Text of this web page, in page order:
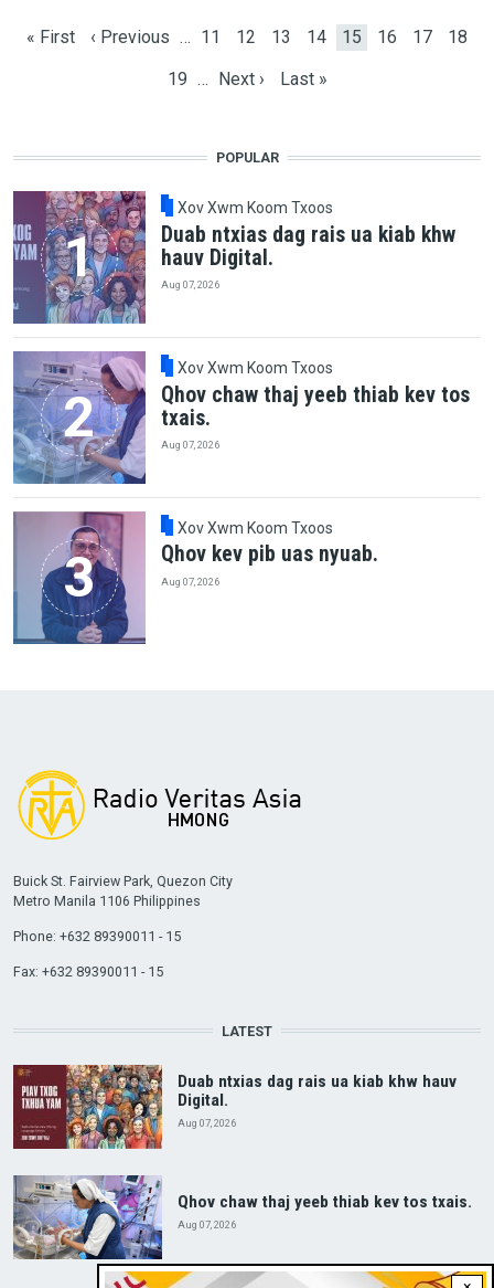
First page
« First Previous page
‹ Previous … Page
11 Page
12 Page
13 Page
14 Current page
15 Page
16 Page
17 Page
18
Page
19 … Next page
Next › Last page
Last »
POPULAR
Xov Xwm Koom Txoos
Duab ntxias dag rais ua kiab khw
hauv Digital.
Aug 07, 2026
Xov Xwm Koom Txoos
Qhov chaw thaj yeeb thiab kev tos
txais.
Aug 07, 2026
Xov Xwm Koom Txoos
Qhov kev pib uas nyuab.
Aug 07, 2026
Buick St. Fairview Park, Quezon City
Metro Manila 1106 Philippines
Phone: +632 89390011 - 15
Fax: +632 89390011 - 15
LATEST
Duab ntxias dag rais ua kiab khw hauv
Digital.
Aug 07, 2026
Qhov chaw thaj yeeb thiab kev tos txais.
Aug 07, 2026